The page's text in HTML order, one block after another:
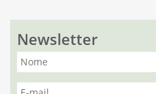
Newsletter